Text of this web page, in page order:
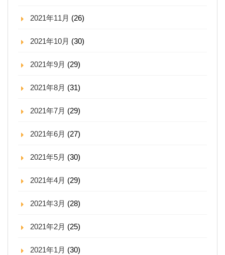
2021年11月 (26)
2021年10月 (30)
2021年9月 (29)
2021年8月 (31)
2021年7月 (29)
2021年6月 (27)
2021年5月 (30)
2021年4月 (29)
2021年3月 (28)
2021年2月 (25)
2021年1月 (30)